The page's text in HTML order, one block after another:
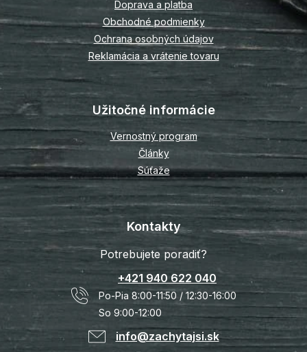
e
Doprava a platba
Obchodné podmienky
Ochrana osobných údajov
Reklamácia a vrátenie tovaru
Užitočné informácie
Vernostný program
Články
Súťaže
Kontakty
Potrebujete poradiť?
+421 940 622 040
Po-Pia 8:00-11:50 / 12:30-16:00
So 9:00-12:00
info@zachytajsi.sk